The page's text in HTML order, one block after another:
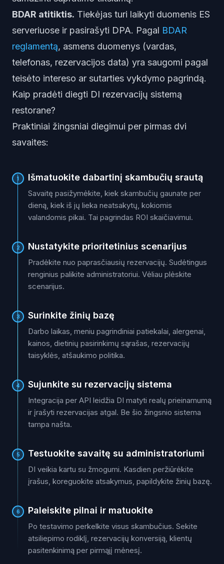
BDAR atitiktis. Tiekėjas turi laikyti duomenis ES
serveriuose ir pasirašyti DPA. Pagal BDAR
reglamentą, asmens duomenys (vardas,
telefonas, rezervacijos data) yra saugomi pagal
teisėto intereso ar sutarties vykdymo pagrindą.
Kaip pradėti diegti DI rezervacijų sistemą
restorane?
Praktiniai žingsniai diegimui per pirmas dvi
savaites:
1 Išmatuokite dabartinį skambučių srautą
Savaitę pasižymėkite, kiek skambučių gaunate per
dieną, kiek iš jų lieka neatsakytų, kokiomis
valandomis pikai. Tai pagrindas ROI skaičiavimui.
2 Nustatykite prioritetinius scenarijus
Pradėkite nuo paprasčiausių rezervacijų. Sudėtingus
renginius palikite administratoriui. Vėliau plėskite
scenarijus.
3 Surinkite žinių bazę
Darbo laikas, meniu pagrindiniai patiekalai, alergenai,
kainos, dietinių pasirinkimų sąrašas, rezervacijų
taisyklės, atšaukimo politika.
4 Sujunkite su rezervacijų sistema
Integracija per API leidžia DI matyti realų prieinamumą
ir įrašyti rezervacijas atgal. Be šio žingsnio sistema
tampa našta.
5 Testuokite savaitę su administratoriumi
DI veikia kartu su žmogumi. Kasdien peržiūrėkite
įrašus, koreguokite atsakymus, papildykite žinių bazę.
6 Paleiskite pilnai ir matuokite
Po testavimo perkelkite visus skambučius. Sekite
atsiliepimo rodiklį, rezervacijų konversiją, klientų
pasitenkinimą per pirmąjį mėnesį.